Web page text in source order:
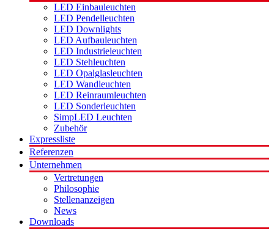
LED Einbauleuchten
LED Pendelleuchten
LED Downlights
LED Aufbauleuchten
LED Industrieleuchten
LED Stehleuchten
LED Opalglasleuchten
LED Wandleuchten
LED Reinraumleuchten
LED Sonderleuchten
SimpLED Leuchten
Zubehör
Expressliste
Referenzen
Unternehmen
Vertretungen
Philosophie
Stellenanzeigen
News
Downloads